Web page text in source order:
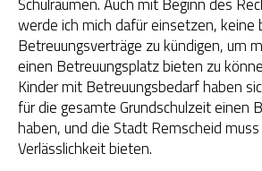
werde ich mich dafür einsetzen,
Betreuungsverträge zu kündigen, um
einen Betreuungsplatz bieten zu
Kinder mit Betreuungsbedarf haben
für die gesamte Grundschulzeit einen
haben, und die Stadt Remscheid
Verlässlichkeit bieten.